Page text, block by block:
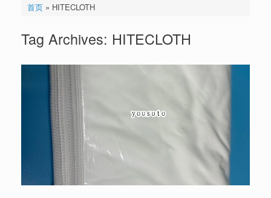
首页» HITECLOTH
Tag Archives: HITECLOTH